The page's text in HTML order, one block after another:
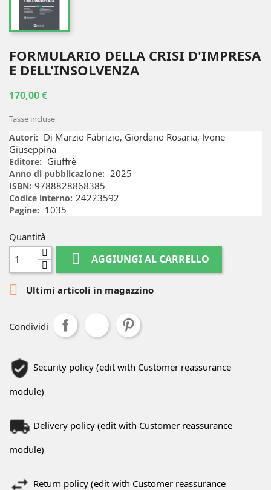
FORMULARIO DELLA CRISI D'IMPRESA
E DELL'INSOLVENZA
170,00 €
Tasse incluse
Autori: Di Marzio Fabrizio, Giordano Rosaria, Ivone
Giuseppina
Editore: Giuffrè
Anno di pubblicazione: 2025
ISBN: 9788828868385
Codice interno: 24223592
Pagine: 1035
Quantità
 AGGIUNGI AL CARRELLO
 Ultimi articoli in magazzino
Condividi
Security policy (edit with Customer reassurance
module)
Delivery policy (edit with Customer reassurance
module)
Return policy (edit with Customer reassurance